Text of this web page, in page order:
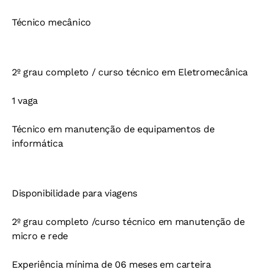
Técnico mecânico
2º grau completo / curso técnico em Eletromecânica
1 vaga
Técnico em manutenção de equipamentos de
informática
Disponibilidade para viagens
2º grau completo /curso técnico em manutenção de
micro e rede
Experiência mínima de 06 meses em carteira